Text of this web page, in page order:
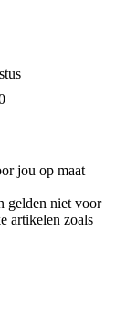
jou op maat
gelden niet voor
artikelen zoals